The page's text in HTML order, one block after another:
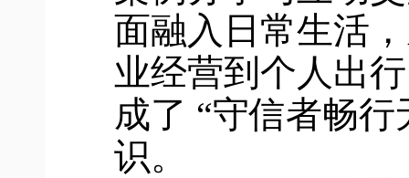
面融入日常生活
业经营到个人出
成了 “守信者畅
识。